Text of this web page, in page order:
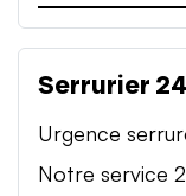
Serrurier
Urgence
Notre service